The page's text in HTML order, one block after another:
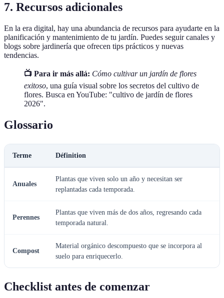
7. Recursos adicionales
En la era digital, hay una abundancia de recursos para ayudarte en la
planificación y mantenimiento de tu jardín. Puedes seguir canales y
blogs sobre jardinería que ofrecen tips prácticos y nuevas
tendencias.
📺 Para ir más allá: Cómo cultivar un jardín de flores
exitoso, una guía visual sobre los secretos del cultivo de
flores. Busca en YouTube: "cultivo de jardín de flores
2026".
Glossario
Terme Définition
Anuales
Plantas que viven solo un año y necesitan ser
replantadas cada temporada.
Perennes
Plantas que viven más de dos años, regresando cada
temporada natural.
Compost
Material orgánico descompuesto que se incorpora al
suelo para enriquecerlo.
Checklist antes de comenzar